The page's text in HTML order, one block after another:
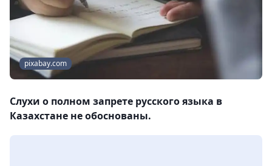
pixabay.com
Слухи о полном запрете русского языка в
Казахстане не обоснованы.